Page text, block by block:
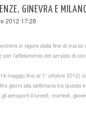
GINEVRA E
2012 17:28
in vigore dalla fine di
per l’affidamento del servizio di
maggio fino al 1° ottobre 2012)
giorni alla settimana tra questa
aeroporti il lunedì, martedì,